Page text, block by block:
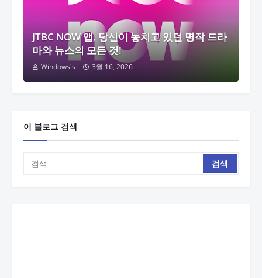
JTBC NOW 앱, 당신이 놓치고 있던 명작 드라
마와 뉴스의 모든 것!
Windows's 3월 16, 2026
이 블로그 검색